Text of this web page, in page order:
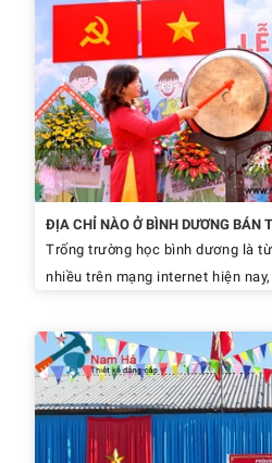
ĐỊA CHỈ NÀO Ở BÌNH DƯƠNG BÁN
Trống trường học bình dương là
nhiều trên mạng internet hiện